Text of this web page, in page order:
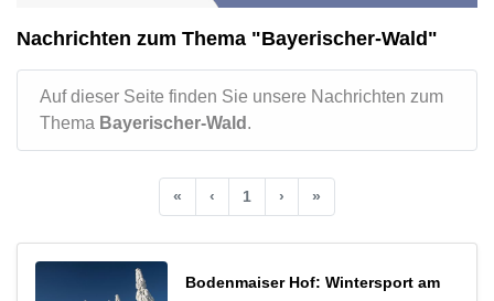
Nachrichten zum Thema "Bayerischer-Wald"
Auf dieser Seite finden Sie unsere Nachrichten zum
Thema Bayerischer-Wald .
« ‹ 1 › »
Bodenmaiser Hof: Wintersport am